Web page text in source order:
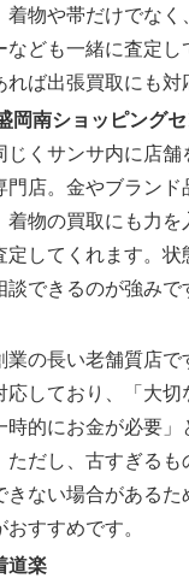
着物や帯だけでな
なども一緒に査定し
れば出張買取にも対
岡南ショッピング
じくサンサ内に店舗
門店。金やブランド
着物の買取にも力を
定してくれます。状
できるのが強みで
業の長い老舗質店で
応しており、「大切
時的にお金が必要
ただし、古すぎるも
きない場合があるた
すすめです。
道楽